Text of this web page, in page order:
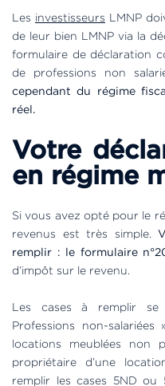
Les investisseurs LMNP
de leur bien LMNP via la
formulaire de déclaration
de professions non
cependant du régime
réel.
Votre
en régime
Si vous avez opté pour le
revenus est très simple.
remplir : le formulaire
d’impôt sur le revenu.
Les cases à remplir
Professions non-
locations meublées non
propriétaire d’une
remplir les cases 5ND ou